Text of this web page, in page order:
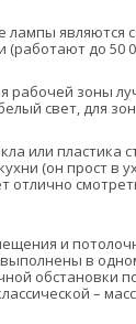
лампы являются
(работают до 50
рабочей зоны
свет, для
или пластика
(он прост в
отлично
и
в
обстановки
–